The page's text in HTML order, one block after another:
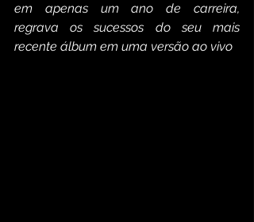
em apenas um ano de carreira,
regrava os sucessos do seu mais
recente álbum em uma versão ao vivo